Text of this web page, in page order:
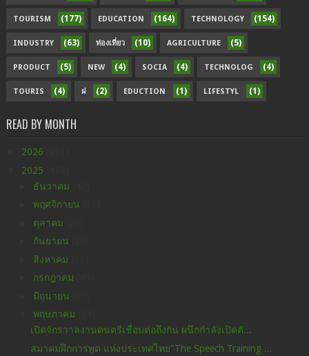
TOURISM (177) EDUCATION (164) TECHNOLOGY (154)
INDUSTRY (63) ท่องเที่ยว (10) AGRICULTURE (5)
PRODUCT (5) NEW (4) SOCIA (4) TECHNOLOG (4)
TOURIS (4) ฝ (2) EDUCTION (1) LIFESTYL (1)
READ BY MONTH
2026
2025
ธันวาคม
พฤศจิกายน
ตุลาคม
กันยายน
สิงหาคม
กรกฎาคม
มิถุนายน
พฤษภาคม
เปิดจักรวาลงานดนตรีเชื่อมต่อถึงกัน ผนึกกำลังเปิดตั...
สมาคมฝึกการพูด แห่งประเทศไทย"The Speech Training ...